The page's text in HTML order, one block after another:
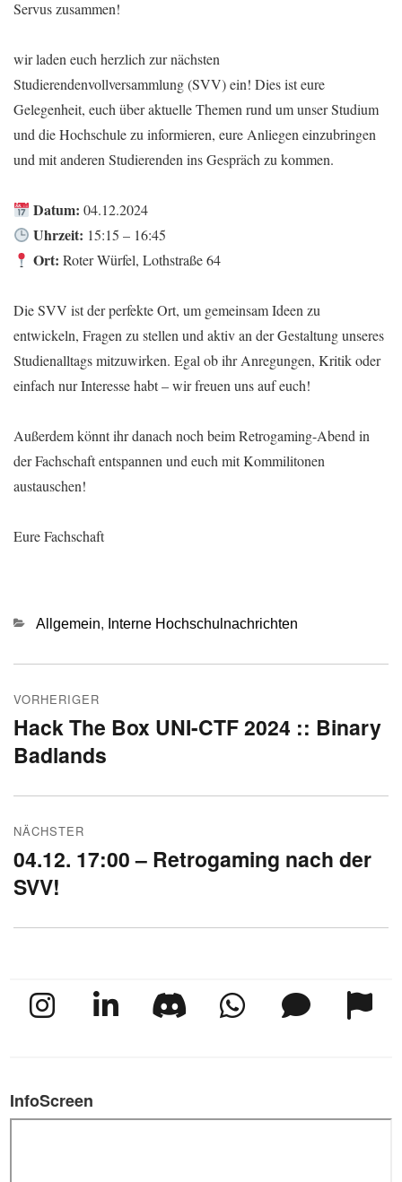
Servus zusammen!
wir laden euch herzlich zur nächsten
Studierendenvollversammlung (SVV) ein! Dies ist eure
Gelegenheit, euch über aktuelle Themen rund um unser Studium
und die Hochschule zu informieren, eure Anliegen einzubringen
und mit anderen Studierenden ins Gespräch zu kommen.
Datum: 04.12.2024
Uhrzeit: 15:15 – 16:45
Ort: Roter Würfel, Lothstraße 64
Die SVV ist der perfekte Ort, um gemeinsam Ideen zu
entwickeln, Fragen zu stellen und aktiv an der Gestaltung unseres
Studienalltags mitzuwirken. Egal ob ihr Anregungen, Kritik oder
einfach nur Interesse habt – wir freuen uns auf euch!
Außerdem könnt ihr danach noch beim Retrogaming-Abend in
der Fachschaft entspannen und euch mit Kommilitonen
austauschen!
Eure Fachschaft
Kategorien
Allgemein, Interne Hochschulnachrichten
VORHERIGER
Vorheriger
Beitrag:
Hack The Box UNI-CTF 2024 :: Binary
Badlands
NÄCHSTER
Nächster
Beitrag:
04.12. 17:00 – Retrogaming nach der
SVV!
InfoScreen